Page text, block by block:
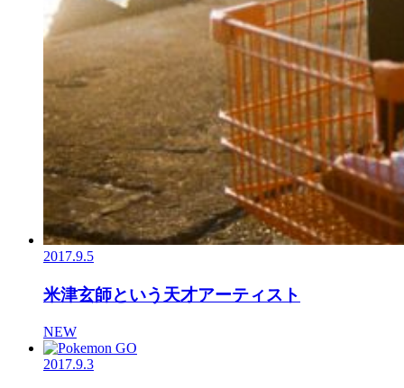
2017.9.5
米津玄師という天才アーティスト
NEW
2017.9.3